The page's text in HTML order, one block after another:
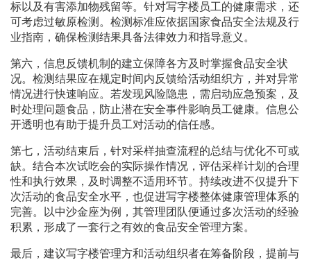
标以及有害添加物残留等。针对写字楼员工的健康需求，还
可考虑过敏原检测。检测标准应依据国家食品安全法规及行
业指南，确保检测结果具备法律效力和指导意义。
第六，信息反馈机制的建立保障各方及时掌握食品安全状
况。检测结果应在规定时间内反馈给活动组织方，并对异常
情况进行快速响应。若发现风险隐患，需启动应急预案，及
时处理问题食品，防止潜在安全事件影响员工健康。信息公
开透明也有助于提升员工对活动的信任感。
第七，活动结束后，针对采样抽查流程的总结与优化不可或
缺。结合本次试吃会的实际操作情况，评估采样计划的合理
性和执行效果，及时调整不适用环节。持续改进不仅提升下
次活动的食品安全水平，也促进写字楼整体健康管理体系的
完善。以中沙金座为例，其管理团队便通过多次活动的经验
积累，形成了一套行之有效的食品安全管理方案。
最后，建议写字楼管理方和活动组织者在筹备阶段，提前与